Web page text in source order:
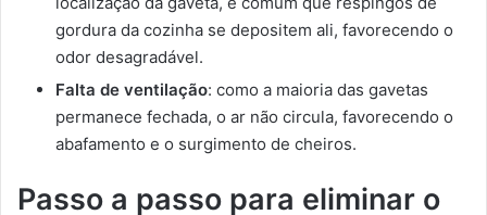
gordura da cozinha se depositem ali, favorecendo o
odor desagradável.
Falta de ventilação: como a maioria das gavetas
permanece fechada, o ar não circula, favorecendo o
abafamento e o surgimento de cheiros.
Passo a passo para eliminar o